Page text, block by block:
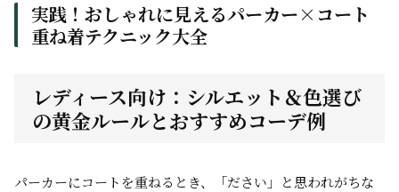
実践！おしゃれに見えるパーカー×コート
重ね着テクニック大全
レディース向け：シルエット＆色選び
の黄金ルールとおすすめコーデ例
パーカーにコートを重ねるとき、「ださい」と思われがちな